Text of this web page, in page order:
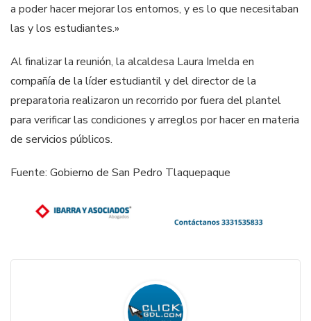
a poder hacer mejorar los entornos, y es lo que necesitaban
las y los estudiantes.»
Al finalizar la reunión, la alcaldesa Laura Imelda en
compañía de la líder estudiantil y del director de la
preparatoria realizaron un recorrido por fuera del plantel
para verificar las condiciones y arreglos por hacer en materia
de servicios públicos.
Fuente: Gobierno de San Pedro Tlaquepaque